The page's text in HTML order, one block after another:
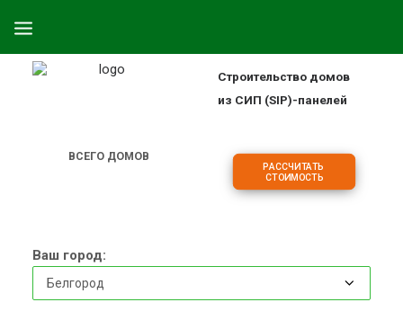
О ТЕХНОЛОГИИ
ФРАНШИЗА
Строительство домов
из СИП (SIP)-панелей
ВСЕГО ДОМОВ
РАССЧИТАТЬ
СТОИМОСТЬ
Ваш город: